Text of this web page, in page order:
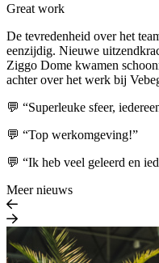
Great work
De tevredenheid over het
eenzijdig. Nieuwe
Ziggo Dome kwamen
achter over het werk bij
💬 “Superleuke sfeer,
💬 “Top werkomgeving!”
💬 “Ik heb veel geleerd en
Meer nieuws